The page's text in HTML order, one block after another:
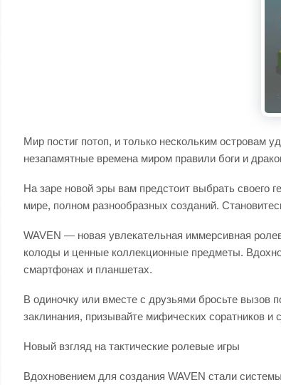
Мир постиг потоп, и только нескольким островам
незапамятные времена миром правили боги и
На заре новой эры вам предстоит выбрать своего
мире, полном разнообразных созданий.
WAVEN — новая увлекательная иммерсивная
колоды и ценные коллекционные предметы.
смартфонах и планшетах.
В одиночку или вместе с друзьями бросьте
заклинания, призывайте мифических соратников
Новый взгляд на тактические ролевые игры
Вдохновением для создания WAVEN стали